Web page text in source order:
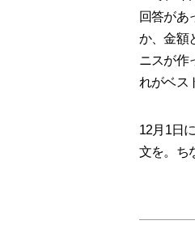
回答があ
か、金額
ニスが作
れがベス
12月1日
文を。ち